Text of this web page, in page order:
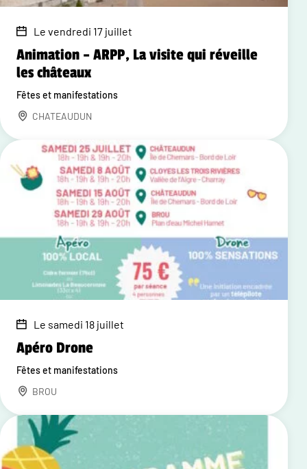
Le vendredi 17 juillet
Animation – ARPP, La visite qui réveille
les châteaux
Fêtes et manifestations
CHATEAUDUN
Le samedi 18 juillet
Apéro Drone
Fêtes et manifestations
BROU